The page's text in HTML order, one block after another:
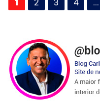
de
1 2 3 4 …